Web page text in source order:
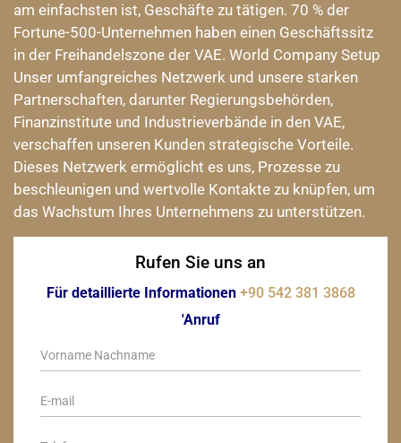
am einfachsten ist, Geschäfte zu tätigen. 70 % der
Fortune-500-Unternehmen haben einen Geschäftssitz
in der Freihandelszone der VAE. World Company Setup
Unser umfangreiches Netzwerk und unsere starken
Partnerschaften, darunter Regierungsbehörden,
Finanzinstitute und Industrieverbände in den VAE,
verschaffen unseren Kunden strategische Vorteile.
Dieses Netzwerk ermöglicht es uns, Prozesse zu
beschleunigen und wertvolle Kontakte zu knüpfen, um
das Wachstum Ihres Unternehmens zu unterstützen.
Rufen Sie uns an
Für detaillierte Informationen +90 542 381 3868
'Anruf